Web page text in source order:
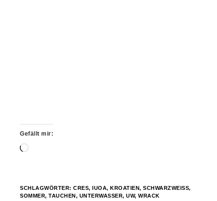
Gefällt mir:
Wird
SCHLAGWÖRTER:CRES,IUOA,KROATIEN,SCHWARZWEISS
,
SOMMER,TAUCHEN, UNTERWASSER,UW,WRACK